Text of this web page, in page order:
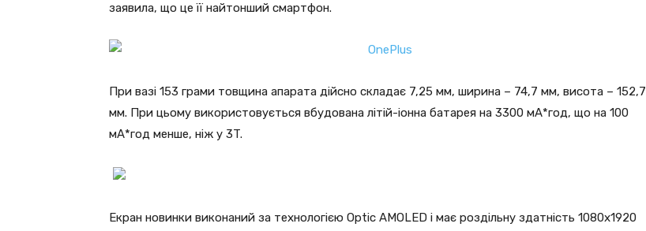
заявила, що це її найтонший смартфон.
При вазі 153 грами товщина апарата дійсно складає 7,25 мм, ширина – 74,7 мм, висота – 152,7
мм. При цьому використовується вбудована літій-іонна батарея на 3300 мА*год, що на 100
мА*год менше, ніж у 3T.
Екран новинки виконаний за технологією Optic AMOLED і має роздільну здатність 1080х1920